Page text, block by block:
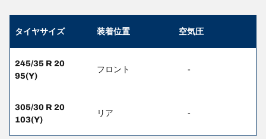
タイヤサイズ 装着位置 空気圧
245/35 R 20
95(Y)
フロント -
305/30 R 20
103(Y)
リア -